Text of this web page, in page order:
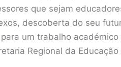
que sejam
descoberta do seu
um trabalho
Regional da